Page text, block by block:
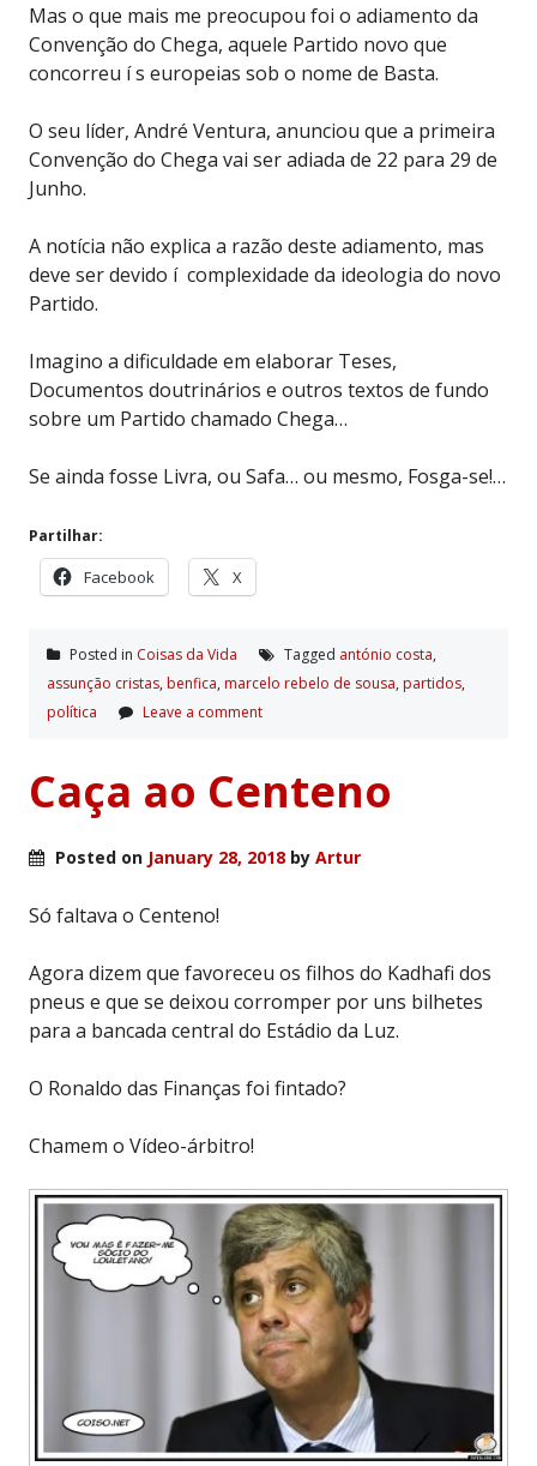
Mas o que mais me preocupou foi o adiamento da
Convenção do Chega, aquele Partido novo que
concorreu í s europeias sob o nome de Basta.
O seu líder, André Ventura, anunciou que a primeira
Convenção do Chega vai ser adiada de 22 para 29 de
Junho.
A notícia não explica a razão deste adiamento, mas
deve ser devido í complexidade da ideologia do novo
Partido.
Imagino a dificuldade em elaborar Teses,
Documentos doutrinários e outros textos de fundo
sobre um Partido chamado Chega…
Se ainda fosse Livra, ou Safa… ou mesmo, Fosga-se!…
Partilhar:
Facebook X
Posted in Coisas da Vida Tagged antónio costa,
assunção cristas, benfica, marcelo rebelo de sousa, partidos,
polí­tica
Leave a comment
Caça ao Centeno
Posted on January 28, 2018 by Artur
Só faltava o Centeno!
Agora dizem que favoreceu os filhos do Kadhafi dos
pneus e que se deixou corromper por uns bilhetes
para a bancada central do Estádio da Luz.
O Ronaldo das Finanças foi fintado?
Chamem o Vídeo-árbitro!